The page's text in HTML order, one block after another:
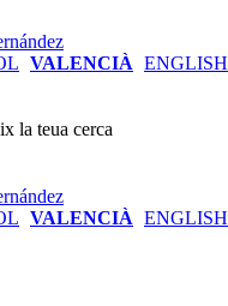
VALENCIÀ ENGLISH
la teua cerca
VALENCIÀ ENGLISH